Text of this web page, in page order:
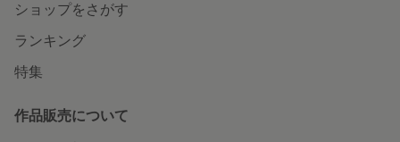
ショップをさがす
ランキング
特集
作品販売について